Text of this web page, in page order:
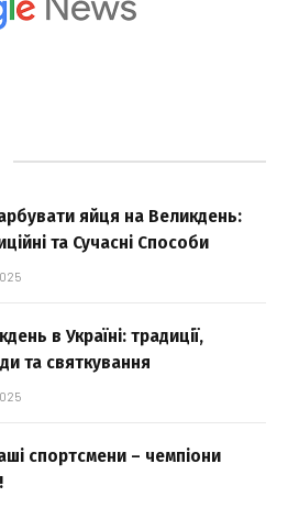
яйця на Великдень:
та Сучасні Способи
в Україні: традиції,
та святкування
спортсмени – чемпіони